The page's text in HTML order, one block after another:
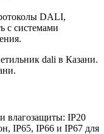
DALI,
системами
dali в Казани.
.
влагозащиты: IP20
IP65, IP66 и IP67 для